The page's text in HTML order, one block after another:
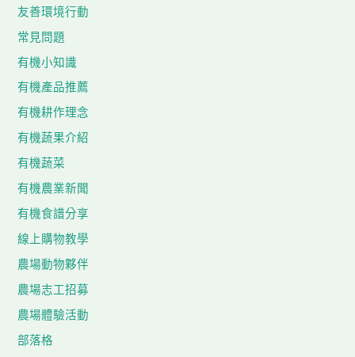
友善環境行動
常見問題
有機小知識
有機產品推薦
有機耕作理念
有機蔬果介紹
有機蔬菜
有機農業新聞
有機食譜分享
線上購物教學
農場動物夥伴
農場志工招募
農場體驗活動
部落格